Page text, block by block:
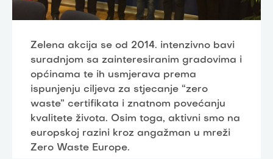
Zelena akcija se od 2014. intenzivno bavi
suradnjom sa zainteresiranim gradovima i
općinama te ih usmjerava prema
ispunjenju ciljeva za stjecanje “zero
waste” certifikata i znatnom povećanju
kvalitete života. Osim toga, aktivni smo na
europskoj razini kroz angažman u mreži
Zero Waste Europe.